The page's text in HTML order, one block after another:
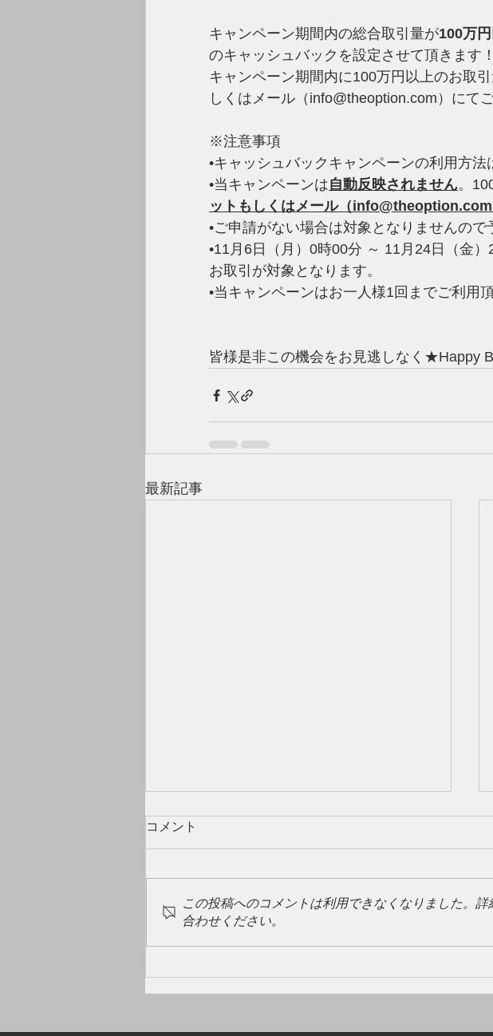
キャンペーン期間内の総合取引量が100万
のキャッシュバックを設定させて頂きます
キャンペーン期間内に100万円以上のお取
しくはメール（ info@theoption.com ）にて
※注意事項
•キャッシュバックキャンペーンの利用方法
•当キャンペーンは自動反映されません。
ットもしくはメール（info@theoption.com
•ご申請がない場合は対象となりませんので
•11月6日（月）0時00分 ～ 11月24日（金
お取引が対象となります。
•当キャンペーンはお一人様1回までご利用頂
皆様是非この機会をお見逃しなく★Happy
最新記事
GW明け🎏ペイアウト率UPしました💴
コメント
この投稿へのコメントは利用できなくなりました。
合わせください。